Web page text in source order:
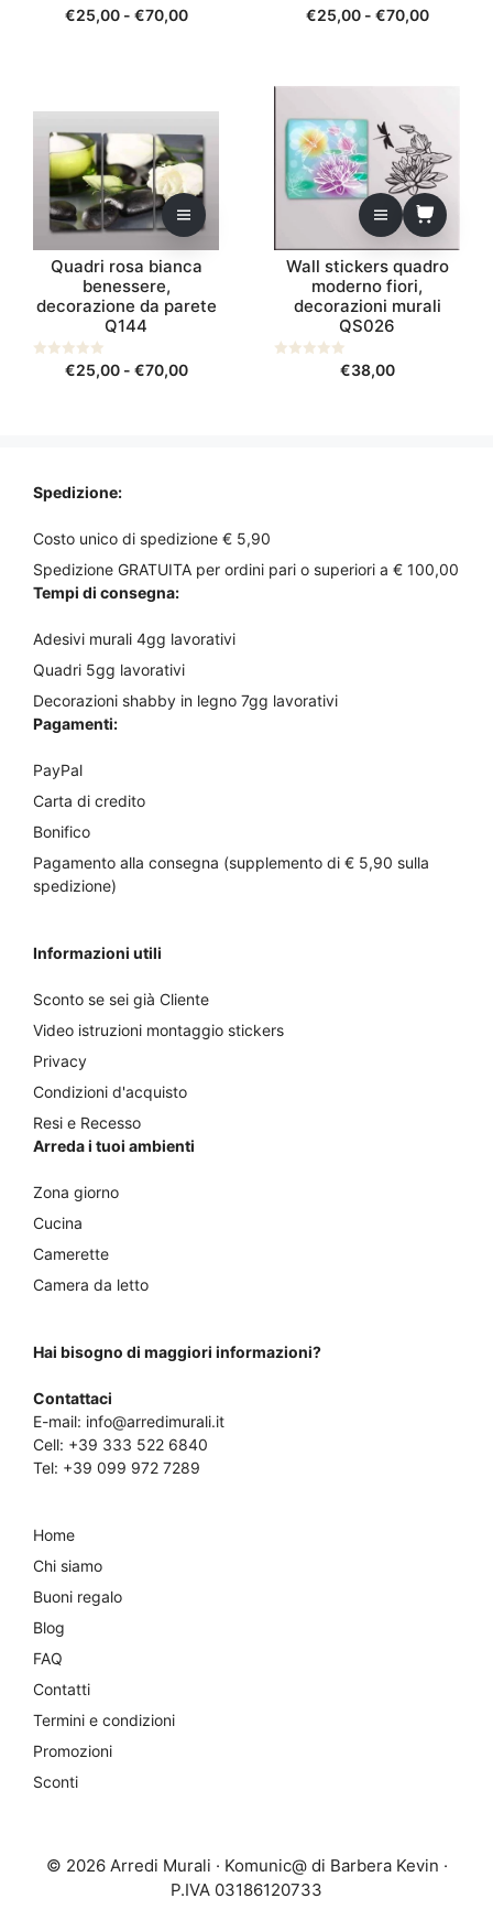
€25,00 - €70,00Fascia
€70,00
nella
€25,00 - €70,00Fascia
€70,00
nella
prodotto
Quadri rosa bianca
benessere,
decorazione da parete
Q144
€25,00 - €70,00Fascia
ha
più
varianti.
Le
possono
essere
scelte
nella
pagina
Wall stickers quadro
moderno fiori,
decorazioni murali
QS026
€38,00
Spedizione:
Costo unico di spedizione € 5,90
Spedizione GRATUITA per ordini pari o superiori a € 100,00
Tempi di consegna:
Adesivi murali 4gg lavorativi
Quadri 5gg lavorativi
Decorazioni shabby in legno 7gg lavorativi
Pagamenti:
PayPal
Carta di credito
Bonifico
Pagamento alla consegna (supplemento di € 5,90 sulla
spedizione)
Informazioni utili
Sconto se sei già Cliente
Video istruzioni montaggio stickers
Privacy
Condizioni d'acquisto
Resi e Recesso
Arreda i tuoi ambienti
Zona giorno
Cucina
Camerette
Camera da letto
Hai bisogno di maggiori informazioni?
Contattaci
E-mail: info@arredimurali.it
Cell: +39 333 522 6840
Tel: +39 099 972 7289
Home
Chi siamo
Buoni regalo
Blog
FAQ
Contatti
Termini e condizioni
Promozioni
Sconti
© 2026 Arredi Murali · Komunic@ di Barbera Kevin ·
P.IVA 03186120733